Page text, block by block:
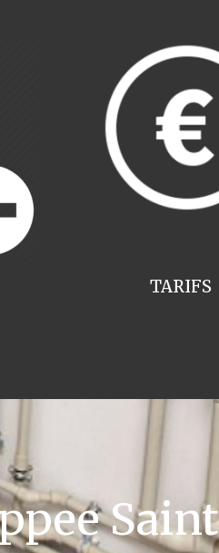
TARIFS
Saint